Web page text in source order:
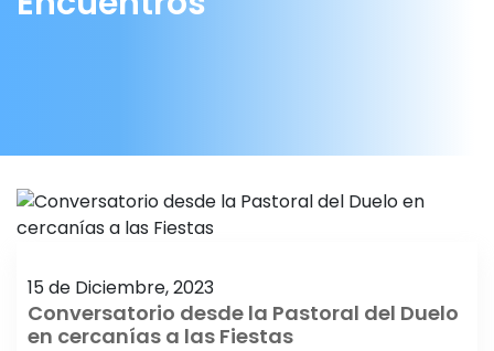
15 de Diciembre, 2023
Conversatorio desde la Pastoral del Duelo
en cercanías a las Fiestas